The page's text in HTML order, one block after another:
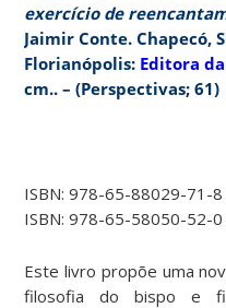
exercício de
Jaimir Conte. Chapecó,
Florianópolis: Editora da
cm.. – (Perspectivas; 61)
ISBN: 978-65-88029-71-8
ISBN: 978-65-58050-52-0
Este livro propõe uma
filosofia do bispo e